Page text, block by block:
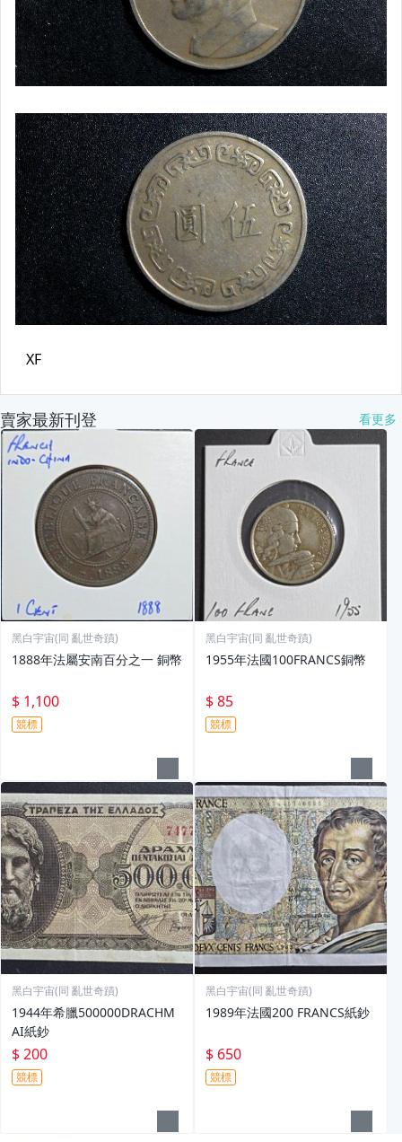
賣家最新刊登 看更多
黑白宇宙(同 亂世奇蹟)
1888年法屬安南百分之一 銅幣
$ 1,100
競標
黑白宇宙(同 亂世奇蹟)
1955年法國100FRANCS銅幣
$ 85
競標
黑白宇宙(同 亂世奇蹟)
1944年希臘500000DRACHM
AI紙鈔
$ 200
競標
黑白宇宙(同 亂世奇蹟)
1989年法國200 FRANCS紙鈔
$ 650
競標